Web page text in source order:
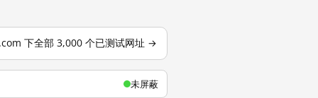
下全部 3,000 个已测试网址 →
未屏蔽